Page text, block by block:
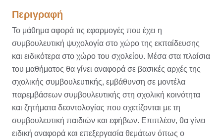
Περιγραφή
Το μάθημα αφορά τις εφαρμογές που έχει η
συμβουλευτική ψυχολογία στο χώρο της εκπαίδευσης
και ειδικότερα στο χώρο του σχολείου. Μέσα στα πλαίσια
του μαθήματος θα γίνει αναφορά σε βασικές αρχές της
σχολικής συμβουλευτικής, εμβάθυνση σε μοντέλα
παρεμβάσεων συμβουλευτικής στη σχολική κοινότητα
και ζητήματα δεοντολογίας που σχετίζονται με τη
συμβουλευτική παιδιών και εφήβων. Επιπλέον, θα γίνει
ειδική αναφορά και επεξεργασία θεμάτων όπως ο